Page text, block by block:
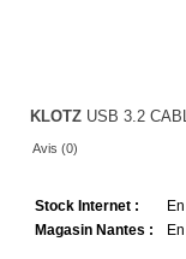
KLOTZ USB 3.2
Avis (0)
Stock Internet :
Magasin Nantes :